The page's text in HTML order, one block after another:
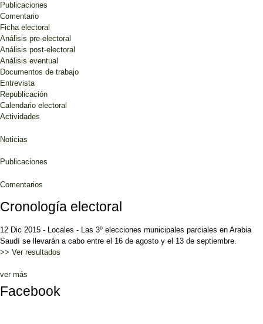
Publicaciones
Comentario
Ficha electoral
Análisis pre-electoral
Análisis post-electoral
Análisis eventual
Documentos de trabajo
Entrevista
Republicación
Calendario electoral
Actividades
Noticias
Publicaciones
Comentarios
Cronología electoral
12 Dic 2015 - Locales - Las 3º elecciones municipales parciales en Arabia
Saudí se llevarán a cabo entre el 16 de agosto y el 13 de septiembre.
>> Ver resultados
ver más
Facebook